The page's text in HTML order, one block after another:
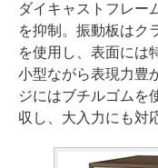
ダイキャストフレー
を抑制。振動板はク
を使用し、表面には
小型ながら表現力豊
ジにはブチルゴムを
収し、大入力にも対